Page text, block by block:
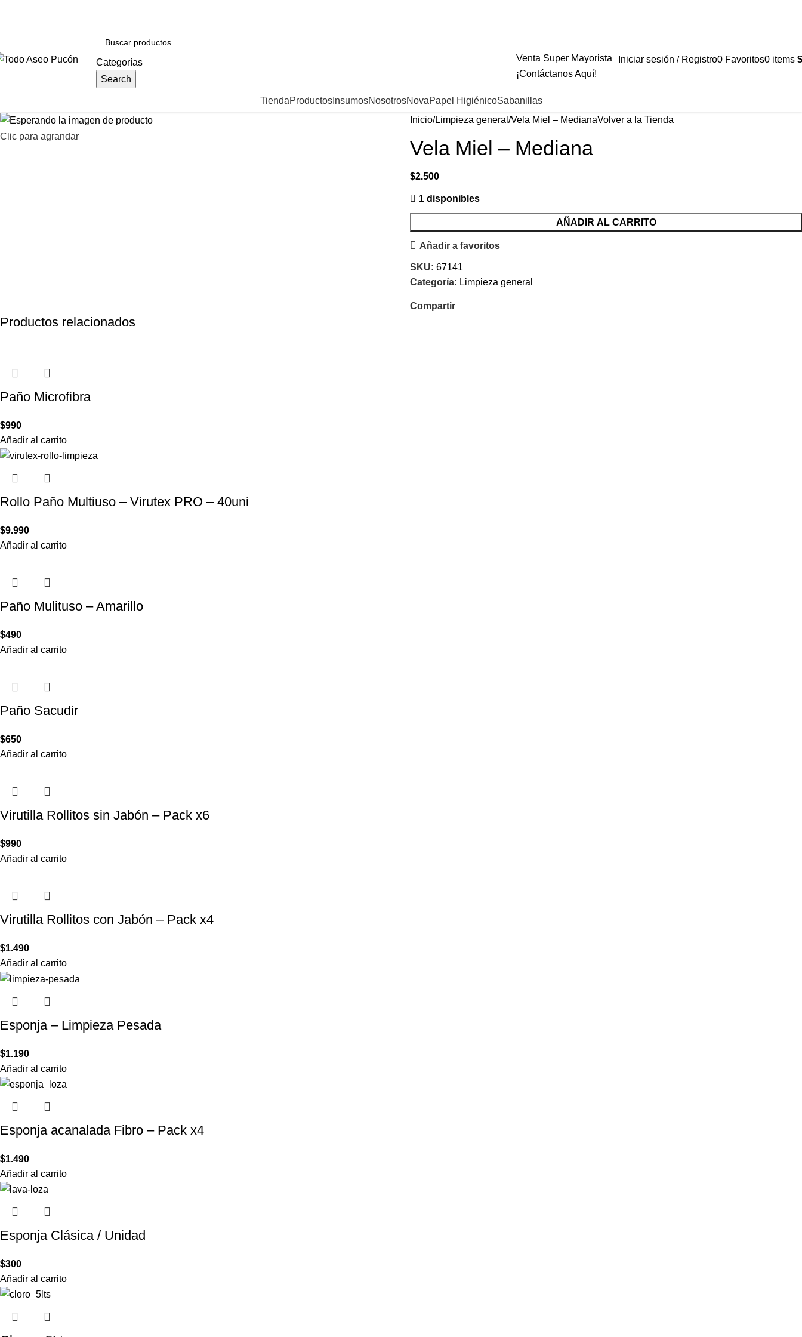
Categorías
Search
Venta Super Mayorista
¡Contáctanos Aquí!
Iniciar sesión / Registro0 Favoritos0 items $
TiendaProductosInsumosNosotrosNovaPapel HigiénicoSabanillas
Clic para agrandar
Inicio Limpieza general Vela Miel – MedianaVolver a la Tienda
Vela Miel – Mediana
$2.500
1 disponibles
AÑADIR AL CARRITO
Añadir a favoritos
SKU: 67141
Categoría: Limpieza general
Compartir
Productos relacionados
Paño Microfibra
$990
Añadir al carrito
Rollo Paño Multiuso – Virutex PRO – 40uni
$9.990
Añadir al carrito
Paño Mulituso – Amarillo
$490
Añadir al carrito
Paño Sacudir
$650
Añadir al carrito
Virutilla Rollitos sin Jabón – Pack x6
$990
Añadir al carrito
Virutilla Rollitos con Jabón – Pack x4
$1.490
Añadir al carrito
Esponja – Limpieza Pesada
$1.190
Añadir al carrito
Esponja acanalada Fibro – Pack x4
$1.490
Añadir al carrito
Esponja Clásica / Unidad
$300
Añadir al carrito